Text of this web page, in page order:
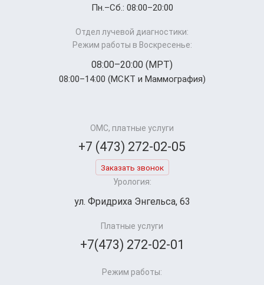
Пн.–Cб.: 08:00–20:00
Отдел лучевой диагностики:
Режим работы в Воскресенье:
08:00–20:00 (МРТ)
08:00–14:00 (МСКТ и Маммография)
ОМС, платные услуги
+7 (473) 272-02-05
Заказать звонок
Урология:
ул. Фридриха Энгельса, 63
Платные услуги
+7(473) 272-02-01
Режим работы: